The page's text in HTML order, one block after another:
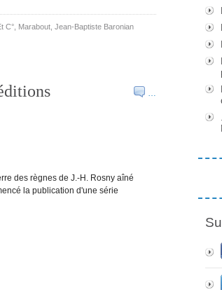
C° Marabout Jean-Baptiste Baronian
…
des règnes de J.-H. Rosny aîné
la publication d'une série